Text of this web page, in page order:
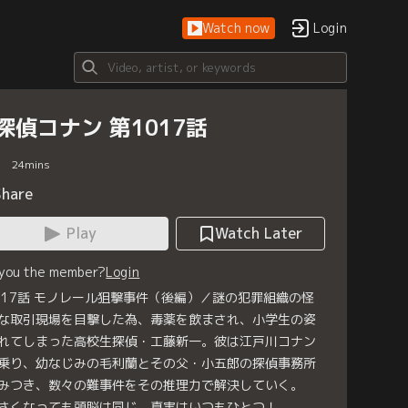
Watch now Login
偵コナン 第1017話
24mins
Play
Watch Later
the member?Login
話 モノレール狙撃事件（後編）／謎の犯罪組織の怪
取引現場を目撃した為、毒薬を飲まされ、小学生の姿
てしまった高校生探偵・工藤新一。彼は江戸川コナン
り、幼なじみの毛利蘭とその父・小五郎の探偵事務所
つき、数々の難事件をその推理力で解決していく。